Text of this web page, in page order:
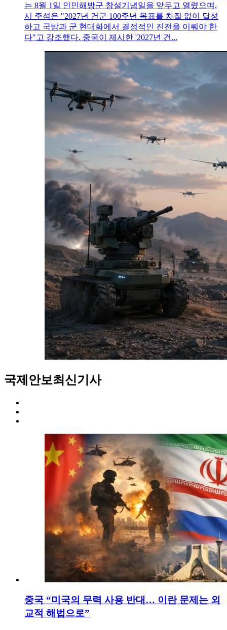
는 8월 1일 인민해방군 창설기념일을 앞두고 열렸으며,
시 주석은 "2027년 건군 100주년 목표를 차질 없이 달성
하고 국방과 군 현대화에서 결정적인 진전을 이뤄야 한
다"고 강조했다. 중국이 제시한 '2027년 건...
국제안보최신기사
중국 “미국의 무력 사용 반대… 이란 문제는 외
교적 해법으로”